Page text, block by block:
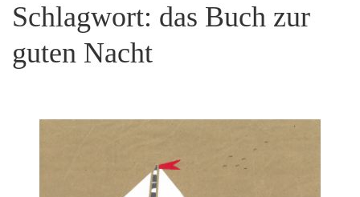
Schlagwort: das Buch zur
guten Nacht